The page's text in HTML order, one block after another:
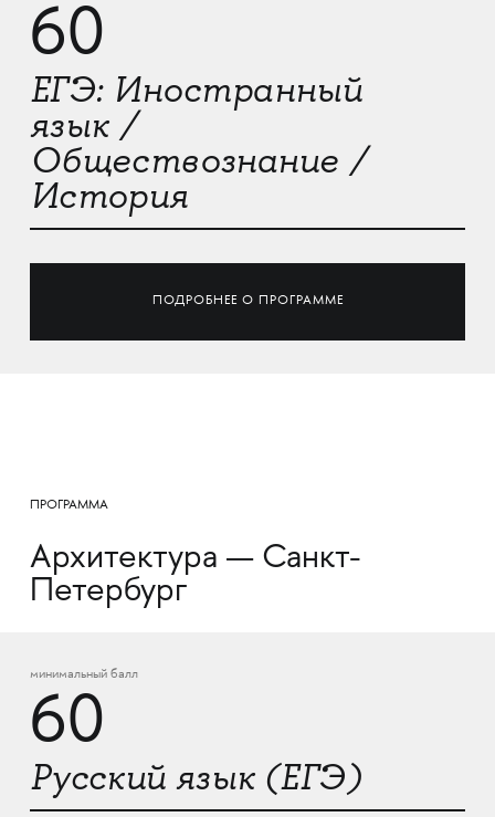
60
ЕГЭ: Иностранный
язык /
Обществознание /
История
ПОДРОБНЕЕ О ПРОГРАММЕ
ПРОГРАММА
Архитектура — Санкт-
Петербург
минимальный балл
60
Русский язык (ЕГЭ)